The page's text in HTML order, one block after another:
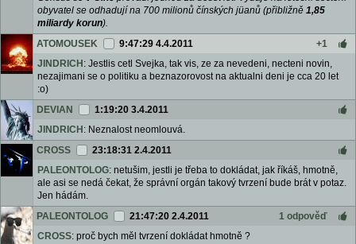
obyvatel se odhadují na 700 milionů čínských jüanů (přibližně 1,85
miliardy korun).
ATOMOUSEK
9:47:29 4.4.2011
+1
JINDRICH : Jestlis cetl Svejka, tak vis, ze za nevedeni, necteni novin,
nezajimani se o politiku a beznazorovost na aktualni deni je cca 20 let
:o)
DEVIAN
1:19:20 3.4.2011
JINDRICH : Neznalost neomlouvá.
CROSS
23:18:31 2.4.2011
PALEONTOLOG: netušim, jestli je třeba to dokládat, jak říkáš, hmotně,
ale asi se nedá čekat, že správní orgán takový tvrzení bude brát v potaz.
Jen hádám.
PALEONTOLOG
21:47:20 2.4.2011
1 odpověď
CROSS: proč bych měl tvrzení dokládat hmotně ?